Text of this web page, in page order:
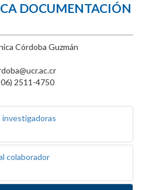
DOCUMENTACIÓN
Córdoba Guzmán
2511-4750
investigadoras
colaborador